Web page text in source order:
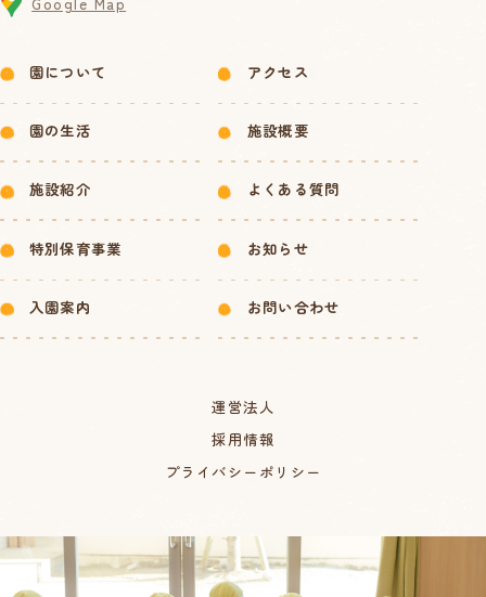
園について
園の生活
施設紹介
特別保育事業
入園案内
アクセス
施設概要
よくある質問
お知らせ
お問い合わせ
運営法人
採用情報
プライバシーポリシー